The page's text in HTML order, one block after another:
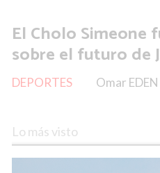
El Cholo Simeone
sobre el futuro de
Omar EDEN
DEPORTES
Lo más visto